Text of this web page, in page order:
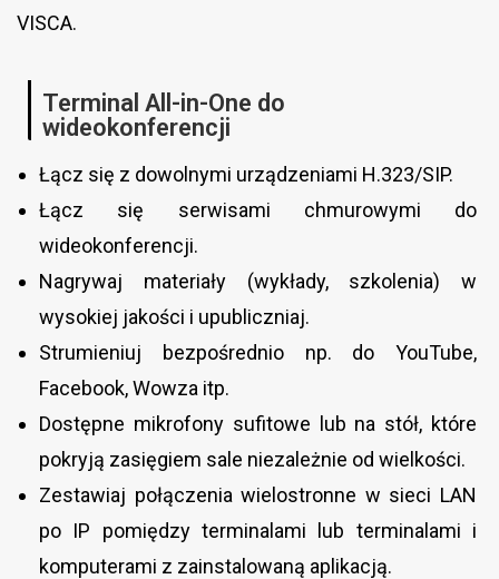
VISCA.
Terminal All-in-One do
wideokonferencji
Łącz się z dowolnymi urządzeniami H.323/SIP.
Łącz się serwisami chmurowymi do
wideokonferencji.
Nagrywaj materiały (wykłady, szkolenia) w
wysokiej jakości i upubliczniaj.
Strumieniuj bezpośrednio np. do YouTube,
Facebook, Wowza itp.
Dostępne mikrofony sufitowe lub na stół, które
pokryją zasięgiem sale niezależnie od wielkości.
Zestawiaj połączenia wielostronne w sieci LAN
po IP pomiędzy terminalami lub terminalami i
komputerami z zainstalowaną aplikacją.